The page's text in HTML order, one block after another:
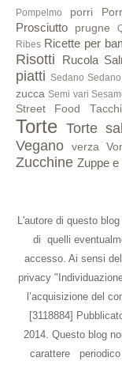
Pompelmo porri
Prosciutto prugne
Ribes Ricette per
Risotti Rucola
piatti Sedano
zucca Semi vari
Street Food
Torte Torte
Vegano
verza
Zucchine Zuppe e
L'autore di questo
di quelli
accesso. Ai sensi
privacy
l’acquisizione del
[3118884]
2014. Questo blog
carattere periodico